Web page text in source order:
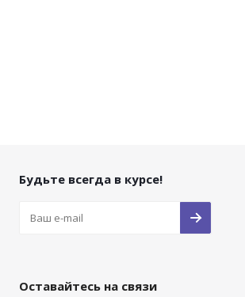
Будьте всегда в курсе!
Оставайтесь на связи